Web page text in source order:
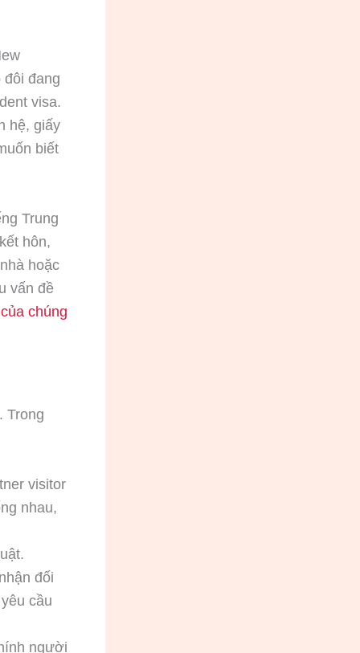
đang
visa.
hệ, giấy
biết
Trung
hôn,
hoặc
vấn đề
chúng
Trong
visitor
nhau,
đối
cầu
người